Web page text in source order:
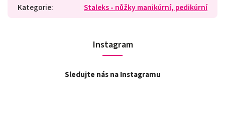
Kategorie: Staleks - nůžky manikúrní, pedikúrní
Instagram
Sledujte nás na Instagramu